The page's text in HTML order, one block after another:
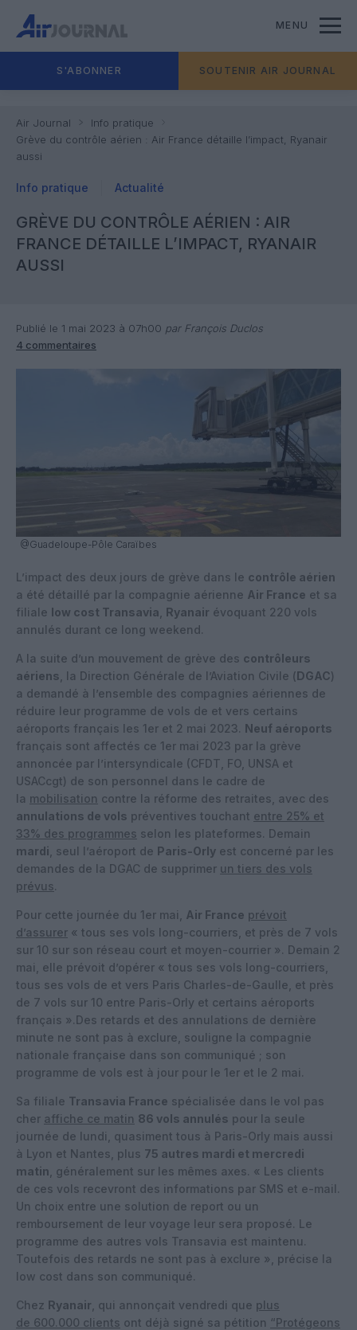
MENU
S'ABONNER SOUTENIR AIR JOURNAL
Air Journal
Info pratique
Grève du contrôle aérien : Air France détaille l’impact, Ryanair
aussi
Info pratique Actualité
GRÈVE DU CONTRÔLE AÉRIEN : AIR
FRANCE DÉTAILLE L’IMPACT, RYANAIR
AUSSI
Publié le 1 mai 2023 à 07h00 par François Duclos
4 commentaires
@Guadeloupe-Pôle Caraïbes
L’impact des deux jours de grève dans le contrôle aérien
a été détaillé par la compagnie aérienne Air France et sa
filiale low cost Transavia Ryanair évoquant 220 vols
annulés durant ce long weekend.
A la suite d’un mouvement de grève des contrôleurs
aériens , la Direction Générale de l’Aviation Civile (DGAC)
a demandé à l’ensemble des compagnies aériennes de
réduire leur programme de vols de et vers certains
aéroports français les 1er et 2 mai 2023. Neuf aéroports
français sont affectés ce 1er mai 2023 par la grève
annoncée par l’intersyndicale (CFDT, FO, UNSA et
USACcgt) de son personnel dans le cadre de
la mobilisation contre la réforme des retraites, avec des
annulations de vols préventives touchant entre 25% et
33% des programmes selon les plateformes. Demain
mardi , seul l’aéroport de Paris-Orly est concerné par les
demandes de la DGAC de supprimer un tiers des vols
prévus.
Pour cette journée du 1er mai, Air France prévoit
d’assurer « tous ses vols long-courriers, et près de 7 vols
sur 10 sur son réseau court et moyen-courrier ». Demain 2
mai, elle prévoit d’opérer « tous ses vols long-courriers,
tous ses vols de et vers Paris Charles-de-Gaulle, et près
de 7 vols sur 10 entre Paris-Orly et certains aéroports
français ».Des retards et des annulations de dernière
minute ne sont pas à exclure, souligne la compagnie
nationale française dans son communiqué ; son
programme de vols est à jour pour le 1er et le 2 mai.
Sa filiale Transavia France spécialisée dans le vol pas
cher affiche ce matin 86 vols annulés pour la seule
journée de lundi, quasiment tous à Paris-Orly mais aussi
à Lyon et Nantes, plus 75 autres mardi et mercredi
matin , généralement sur les mêmes axes. « Les clients
de ces vols recevront des informations par SMS et e-mail.
Un choix entre une solution de report ou un
remboursement de leur voyage leur sera proposé. Le
programme des autres vols Transavia est maintenu.
Toutefois des retards ne sont pas à exclure », précise la
low cost dans son communiqué.
Chez Ryanair , qui annonçait vendredi que plus
de 600.000 clients ont déjà signé sa pétition “Protégeons